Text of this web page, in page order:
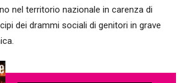
nel territorio nazionale in carenza di
dei drammi sociali di genitori in grave